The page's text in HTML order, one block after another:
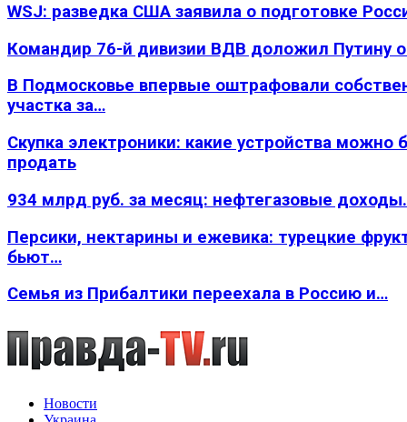
WSJ: разведка США заявила о подготовке
Командир 76-й дивизии ВДВ доложил Путину
В Подмосковье впервые оштрафовали
участка за…
Скупка электроники: какие устройства можно
продать
934 млрд руб. за месяц: нефтегазовые
Персики, нектарины и ежевика: турецкие
бьют…
Семья из Прибалтики переехала в Россию и…
Новости